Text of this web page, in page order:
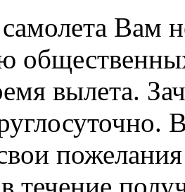
Вам
вылета.
течение